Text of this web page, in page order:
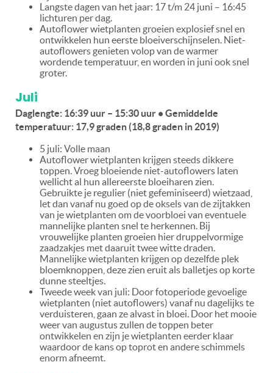
Langste dagen van het jaar: 17 t/m 24 juni – 16:45
lichturen per dag.
Autoflower wietplanten groeien explosief snel en
ontwikkelen hun eerste bloeiverschijnselen. Niet-
autoflowers genieten volop van de warmer
wordende temperatuur, en worden in juni ook snel
groter.
Juli
Daglengte: 16:39 uur – 15:30 uur • Gemiddelde
temperatuur: 17,9 graden (18,8 graden in 2019)
5 juli: Volle maan
Autoflower wietplanten krijgen steeds dikkere
toppen. Vroeg bloeiende niet-autoflowers laten
wellicht al hun allereerste bloeiharen zien.
Gebruikte je regulier (niet gefeminiseerd) wietzaad,
let dan vanaf nu goed op de oksels van de zijtakken
van je wietplanten om de voorbloei van eventuele
mannelijke planten snel te herkennen. Bij
vrouwelijke planten groeien hier druppelvormige
zaadzakjes met daaruit twee witte draden.
Mannelijke wietplanten krijgen op dezelfde plek
bloemknoppen, deze zien eruit als balletjes op korte
dunne steeltjes.
Tweede week van juli: Door fotoperiode gevoelige
wietplanten (niet autoflowers) vanaf nu dagelijks te
verduisteren, gaan ze alvast in bloei. Door het mooie
weer van augustus zullen de toppen beter
ontwikkelen en zijn je wietplanten eerder klaar
waardoor de kans op toprot en andere schimmels
enorm afneemt.